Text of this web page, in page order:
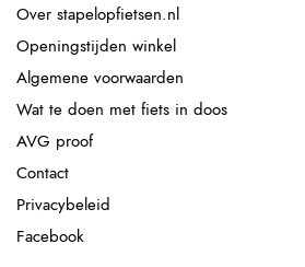
Over stapelopfietsen.nl
Openingstijden winkel
Algemene voorwaarden
Wat te doen met fiets in doos
AVG proof
Contact
Privacybeleid
Facebook